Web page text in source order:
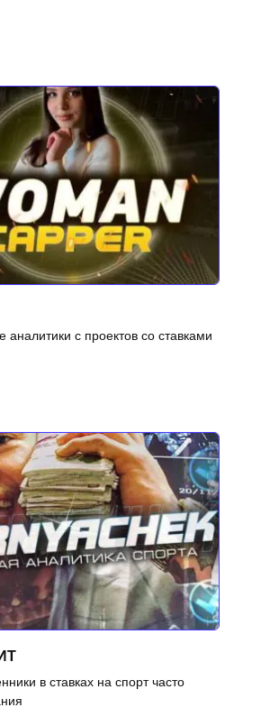
аналитики с проектов со ставками
в ставках на спорт часто